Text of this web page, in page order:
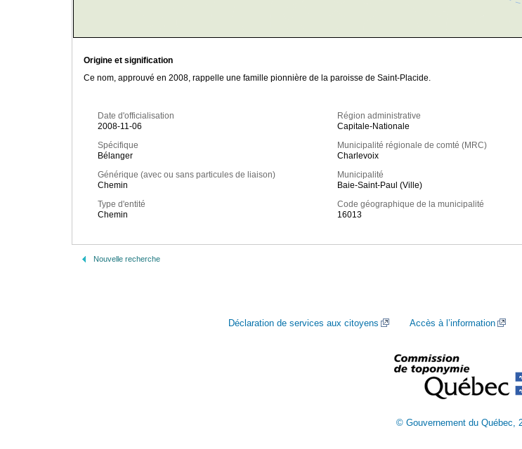
Origine et signification
Ce nom, approuvé en 2008, rappelle une famille pionnière de la paroisse de Saint-Placide.
Date d'officialisation
2008-11-06
Spécifique
Bélanger
Générique (avec ou sans particules de liaison)
Chemin
Type d'entité
Chemin
Région administrative
Capitale-Nationale
Municipalité régionale de comté (MRC)
Charlevoix
Municipalité
Baie-Saint-Paul (Ville)
Code géographique de la municipalité
16013
Nouvelle recherche
Déclaration de services aux citoyens Accès à l’information
© Gouvernement du Québec,